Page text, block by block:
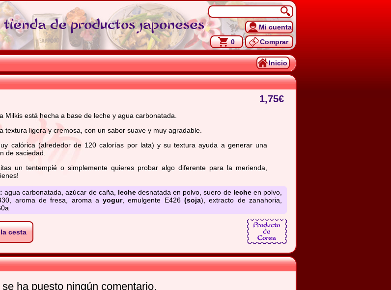
tienda de productos japoneses
Mi cuenta
0
Comprar
Inicio
1,75€
Milkis está hecha a base de leche y agua carbonatada.
textura ligera y cremosa, con un sabor suave y muy agradable.
calórica (alrededor de 120 calorías por lata) y su textura ayuda a generar una
de saciedad.
un tentempié o simplemente quieres probar algo diferente para la merienda,
agua carbonatada, azúcar de caña, lechedesnatada en polvo, suero de leche en polvo,
aroma de fresa, aroma ayogur, emulgente E426(soja), extracto de zanahoria,
cesta
ha puesto ningún comentario.